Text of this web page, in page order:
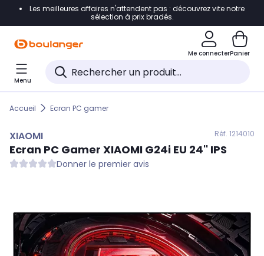
Accéder directement à la navigation
Accéder directement au pied de page
Accéder directement au chatbot
Les meilleures affaires n'attendent pas : découvrez vite notre
sélection à prix bradés.
Me connecterPanier
Menu
Accueil Ecran PC gamer
XIAOMI Réf. 1214010
Ecran PC Gamer XIAOMI G24i EU 24'' IPS
Donner le premier avis